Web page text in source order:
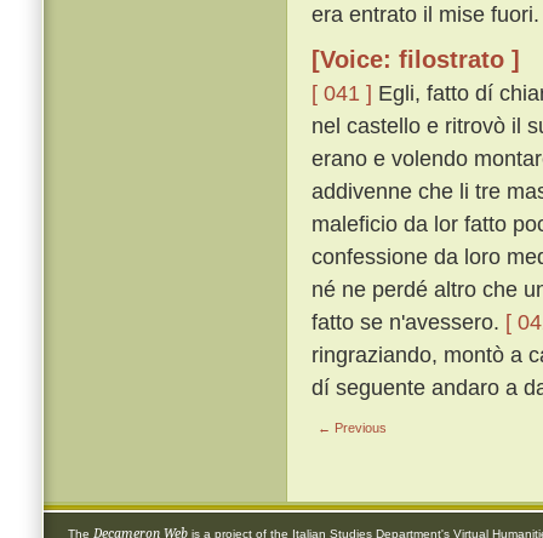
era entrato il mise fuori.
[Voice: filostrato ]
[ 041 ] Egli, fatto dí
nel castello e ritrovò il
erano e volendo
addivenne che li tre
maleficio da lor fatto
confessione da loro
né ne perdé altro che
fatto se n'avessero. [
ringraziando, montò a
dí seguente andaro a
← Previous
The Decameron Web is a project of the Italian Studies Department's Virtual